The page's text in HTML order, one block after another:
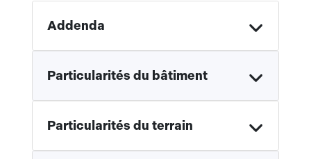
Addenda
Particularités du bâtiment
Particularités du terrain